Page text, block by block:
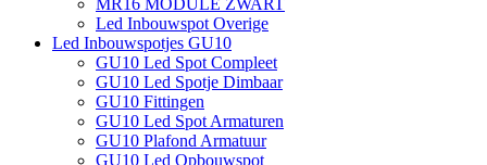
MR16 MODULE ZWART
Led Inbouwspot Overige
Led Inbouwspotjes GU10
GU10 Led Spot Compleet
GU10 Led Spotje Dimbaar
GU10 Fittingen
GU10 Led Spot Armaturen
GU10 Plafond Armatuur
GU10 Led Opbouwspot